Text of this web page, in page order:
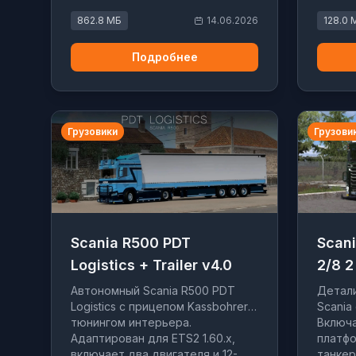
862.8 МБ 14.06.2026
Подробнее
128.0
Грузовики
Scania R500 PDT
Logistics + Trailer v4.0
Автономный Scania R500 PDT
Logistics с прицепом Kassbohrer и
тюнингом интерьера.
Адаптирован для ETS2 1.60.x,
2/8 2
Scania